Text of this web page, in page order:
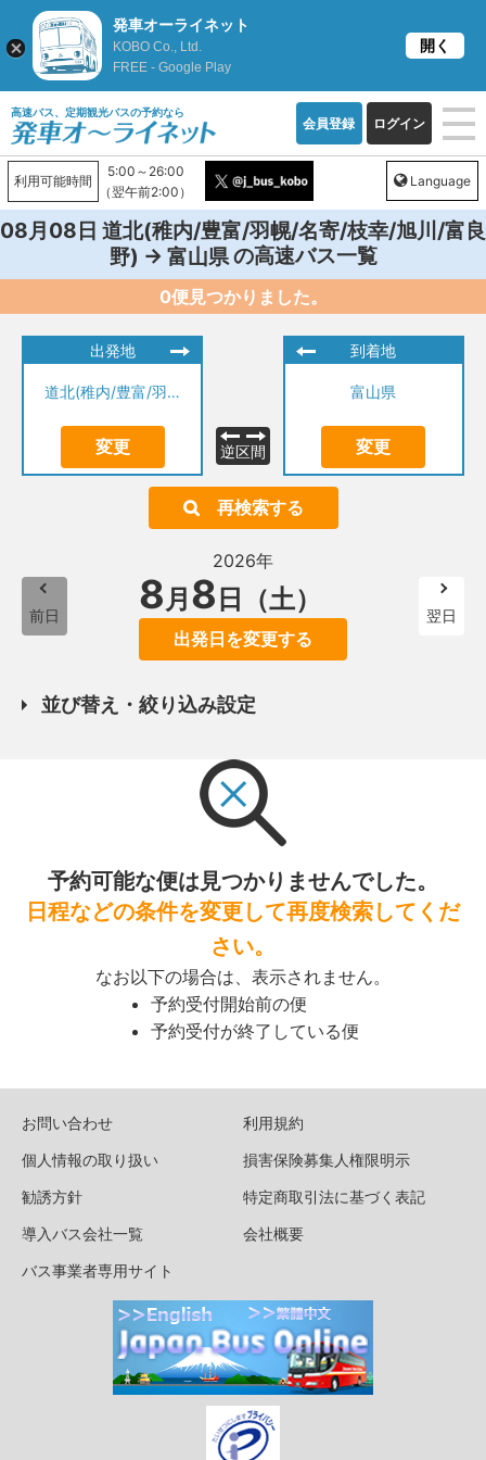
高速バス、定期観光バスの予約なら
会員登録 ログイン
利用可能時間
5:00～26:00
（翌午前2:00）
Language
08月08日 道北(稚内/豊富/羽幌/名寄/枝幸/旭川/富良
野) → 富山県の高速バス一覧
0便見つかりました。
出発地
道北(稚内/豊富/羽幌/名寄/枝幸/旭川/富良野)
変更 逆区間
到着地
富山県
変更
再検索する
前日
2026年
8月 8 日（土）
出発日を変更する
翌日
並び替え・絞り込み設定
予約可能な便は見つかりませんでした。
日程などの条件を変更して再度検索してくだ
さい。
なお以下の場合は、表示されません。
予約受付開始前の便
予約受付が終了している便
お問い合わせ
利用規約
個人情報の取り扱い
損害保険募集人権限明示
勧誘方針
特定商取引法に基づく表記
導入バス会社一覧
会社概要
バス事業者専用サイト
発車オーライネット
KOBO Co., Ltd.
FREE - Google Play
開く